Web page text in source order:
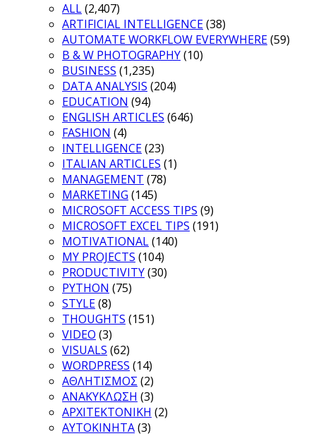
ALL(2,407)
ARTIFICIAL INTELLIGENCE(38)
AUTOMATE WORKFLOW EVERYWHERE(59)
B & W PHOTOGRAPHY(10)
BUSINESS (1,235)
DATA ANALYSIS (204)
EDUCATION (94)
ENGLISH ARTICLES (646)
FASHION (4)
INTELLIGENCE(23)
ITALIAN ARTICLES (1)
MANAGEMENT (78)
MARKETING (145)
MICROSOFT ACCESS TIPS (9)
MICROSOFT EXCEL TIPS (191)
MOTIVATIONAL(140)
MY PROJECTS (104)
PRODUCTIVITY(30)
PYTHON (75)
STYLE(8)
THOUGHTS (151)
VIDEO (3)
VISUALS (62)
WORDPRESS (14)
ΑΘΛΗΤΙΣΜΟΣ (2)
ΑΝΑΚΥΚΛΩΣΗ (3)
ΑΡΧΙΤΕΚΤΟΝΙΚΗ (2)
ΑΥΤΟΚΙΝΗΤΑ(3)